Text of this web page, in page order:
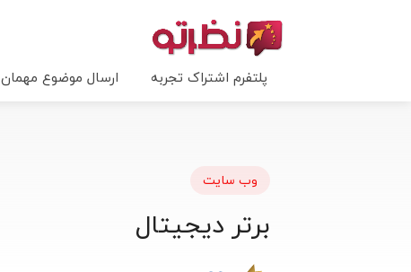
پلتفرم اشتراک تجربه ارسال موضوع مهمان
وب سایت
برتر دیجیتال